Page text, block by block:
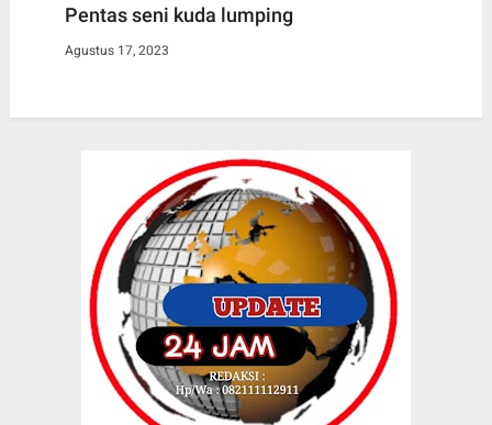
Pentas seni kuda lumping
Agustus 17, 2023